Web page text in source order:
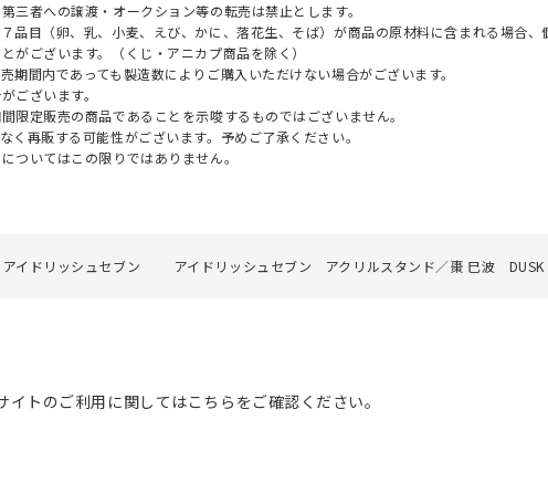
者への譲渡・オークション等の転売は禁止とします。
品目（卵、乳、小麦、えび、かに、落花生、そば）が商品の原材料に含まれる場合、
ございます。（くじ・アニカプ商品を除く）
間内であっても製造数によりご購入いただけない場合がございます。
ございます。
定販売の商品であることを示唆するものではございません。
再販する可能性がございます。予めご了承ください。
ついてはこの限りではありません。
アイドリッシュセブン アイドリッシュセブン アクリルスタンド／棗 巳波 DUSK
トのご利用に関してはこちらをご確認ください。